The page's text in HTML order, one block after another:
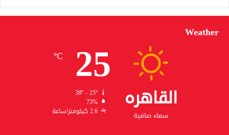
Weather
القاهره
سماء صافية
25
℃
38º - 25º
73%
2.6 كيلومتر/ساعة